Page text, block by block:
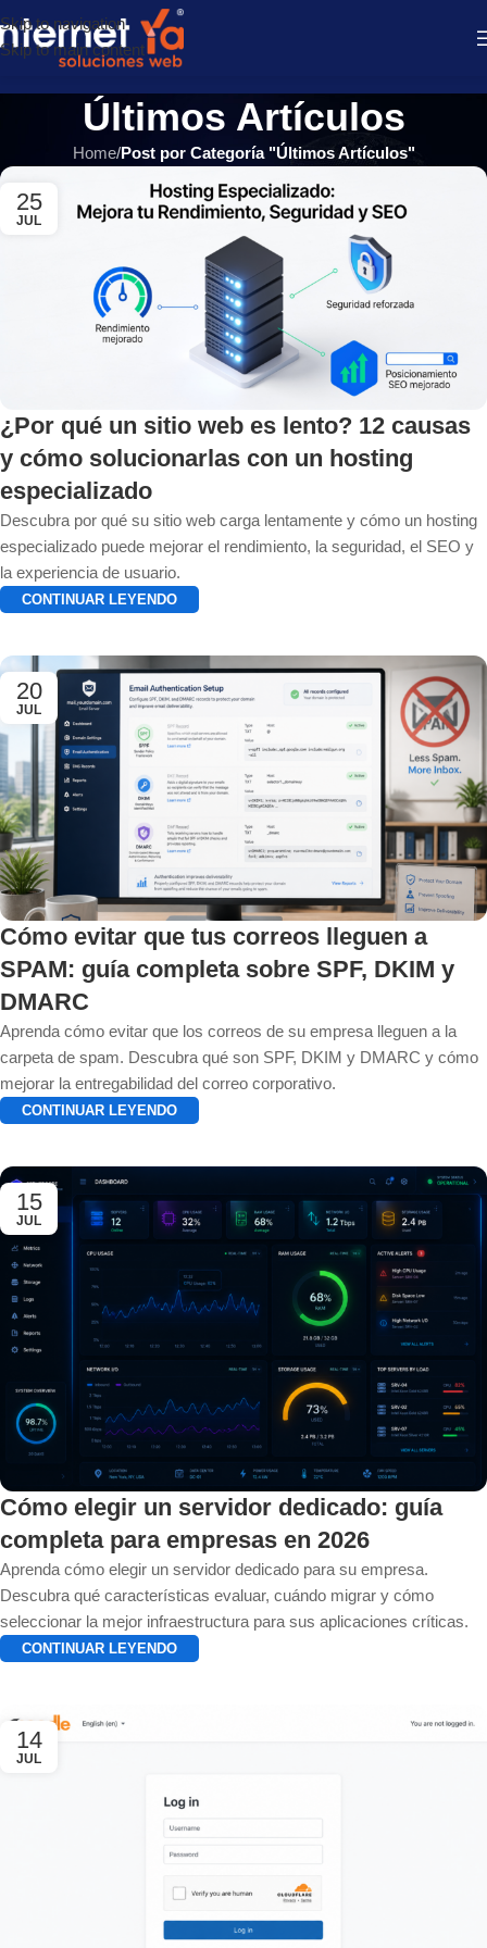
Skip to navigation
Skip to main content
Últimos Artículos
Home/Post por Categoría "Últimos Artículos"
25
JUL
¿Por qué un sitio web es lento? 12 causas
y cómo solucionarlas con un hosting
especializado
Descubra por qué su sitio web carga lentamente y cómo un hosting
especializado puede mejorar el rendimiento, la seguridad, el SEO y
la experiencia de usuario.
CONTINUAR LEYENDO
20
JUL
Cómo evitar que tus correos lleguen a
SPAM: guía completa sobre SPF, DKIM y
DMARC
Aprenda cómo evitar que los correos de su empresa lleguen a la
carpeta de spam. Descubra qué son SPF, DKIM y DMARC y cómo
mejorar la entregabilidad del correo corporativo.
CONTINUAR LEYENDO
15
JUL
Cómo elegir un servidor dedicado: guía
completa para empresas en 2026
Aprenda cómo elegir un servidor dedicado para su empresa.
Descubra qué características evaluar, cuándo migrar y cómo
seleccionar la mejor infraestructura para sus aplicaciones críticas.
CONTINUAR LEYENDO
14
JUL